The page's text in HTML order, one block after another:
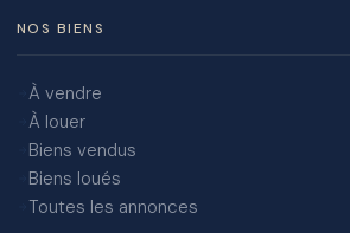
NOS BIENS
À vendre
À louer
Biens vendus
Biens loués
Toutes les annonces